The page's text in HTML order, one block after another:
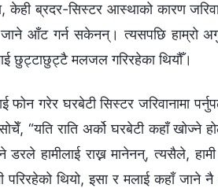
केही ब्रदर-सिस्टर आस्थाको कारण
जाने आँट गर्न सकेनन्। त्यसपछि हाम्रो
छुट्टाछुट्टै मलजल गरिरहेका थियौँ।
गरेर घरबेटी सिस्टर जरिवानामा
“यति राति अर्को घरबेटी कहाँ खोज्ने
डरले हामीलाई राख्न मानेनन्, त्यसैले,
परिरहेको थियो, इसा र मलाई कहाँ जाने नै